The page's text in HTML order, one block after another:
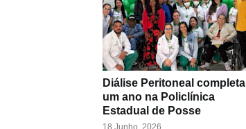
Diálise Peritoneal completa
um ano na Policlínica
Estadual de Posse
18 Junho, 2026